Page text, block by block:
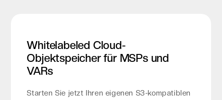
Whitelabeled Cloud-
Objektspeicher für MSPs und
VARs
Starten Sie jetzt Ihren eigenen S3-kompatiblen